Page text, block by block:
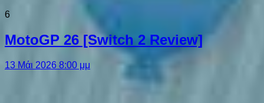
6
MotoGP 26 [Switch 2 Review]
13 Μάι 2026 8:00 μμ